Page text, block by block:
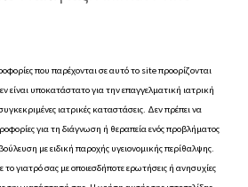
που παρέχονται σε αυτό το site προορίζονται
είναι υποκατάστατο για την επαγγελματική ιατρική
ιατρικές καταστάσεις. Δεν πρέπει να
για τη διάγνωση ή θεραπεία ενός προβλήματος
με ειδική παροχής υγειονομικής περίθαλψης.
γιατρό σας με οποιεσδήποτε ερωτήσεις ή ανησυχίες